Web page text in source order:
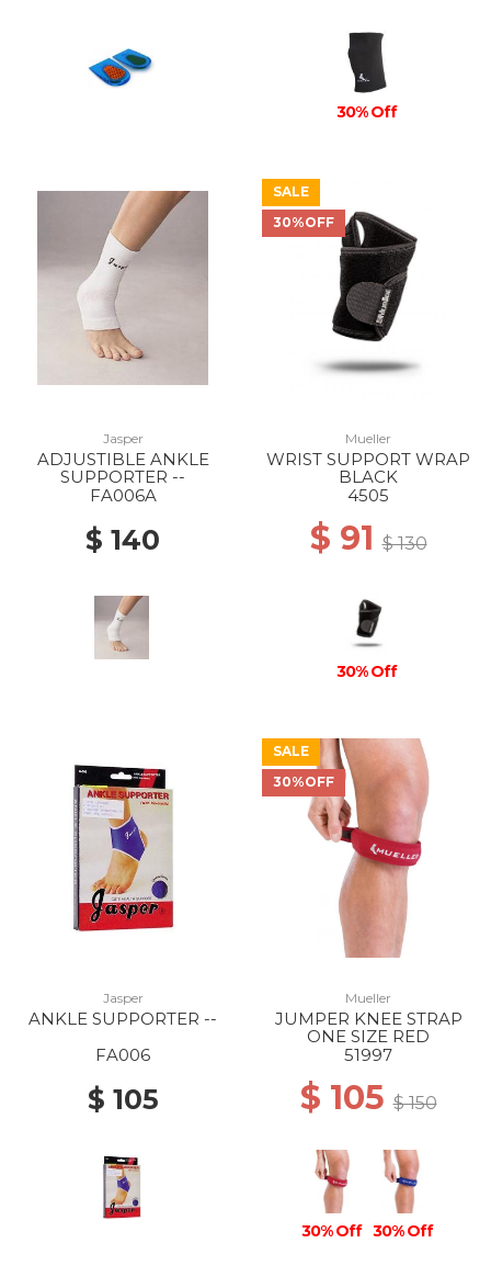
30% Off
Jasper
ADJUSTIBLE ANKLE
SUPPORTER --
FA006A
$ 140
SALE
30%OFF
Mueller
WRIST SUPPORT WRAP
BLACK
4505
$ 91$ 130
30% Off
Jasper
ANKLE SUPPORTER --
FA006
$ 105
SALE
30%OFF
Mueller
JUMPER KNEE STRAP
ONE SIZE RED
51997
$ 105$ 150
30% Off 30% Off